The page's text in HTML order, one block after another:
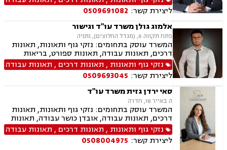
רפואית, אובדן כושר עבודה
ליצירת קשר: 0509691082
אלמוג גולן משרד עו"ד וגישור
פתח תקווה 6, (מגדל החלוצים), נתניה
המשרד עוסק בתחומים: נזקי גוף ותאונות, תאונות
דרכים, תאונות עבודה, תאונות ספורט, בריאות
הנפש, אובדן כושר עבודה, תאונות תלמידים תאונות
עקב רשלנות, ביטוח לאומי, גישור.
נזקי גוף ותאונות , תאונות דרכים , תאונות עבודה
ליצירת קשר: 0509693045
סאי ירדן גזית משרד עו"ד
ה באייר 18, חדרה
המשרד עוסק בתחומים: נזקי גוף ותאונות, תאונות
דרכים, תאונות עבודה, אובדן כושר עבודה, תאונות
תלמידים, תאונות ספורט, תאונות עקב רשלנות, צבא
ומשרד הביטחון, תביעות ביטוח ונזקי רכוש, ביטוח
סיעודי, פנסיה, הורות חד מינית, גישור
נזקי גוף ותאונות , תאונות דרכים , תאונות עבודה
ליצירת קשר: 0508004975